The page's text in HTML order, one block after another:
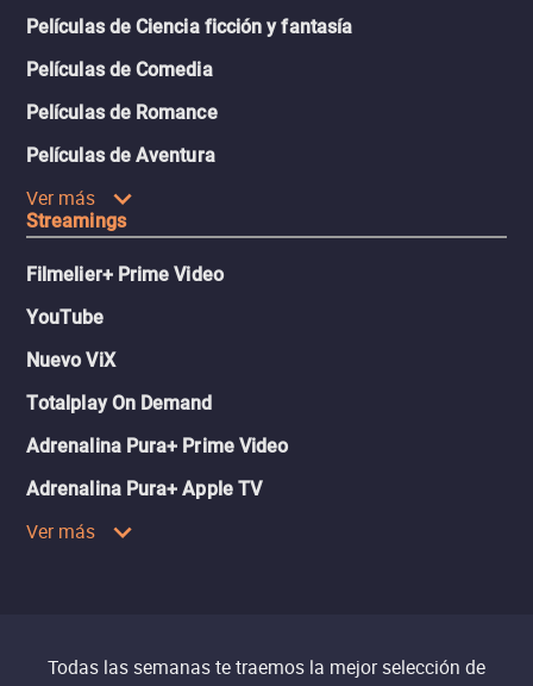
Películas de Ciencia ficción y fantasía
Películas de Comedia
Películas de Romance
Películas de Aventura
Ver más
Streamings
Filmelier+ Prime Video
YouTube
Nuevo ViX
Totalplay On Demand
Adrenalina Pura+ Prime Video
Adrenalina Pura+ Apple TV
Ver más
Todas las semanas te traemos la mejor selección de